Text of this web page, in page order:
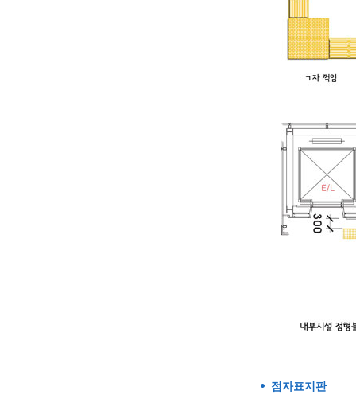
점자표지판